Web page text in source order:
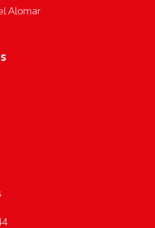
Alomar